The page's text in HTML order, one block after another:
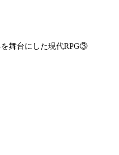
舞台にした現代RPG③